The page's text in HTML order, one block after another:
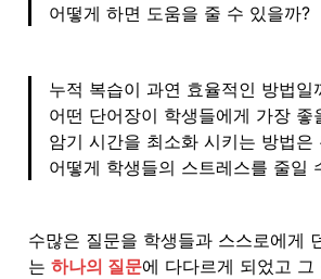
어떻게 하면 도움을 줄 수 있을까?
누적 복습이 과연 효율적인 방법일
어떤 단어장이 학생들에게 가장 좋
암기 시간을 최소화 시키는 방법은
어떻게 학생들의 스트레스를 줄일
수많은 질문을 학생들과 스스로에게
는 하나의 질문에 다다르게 되었고 그